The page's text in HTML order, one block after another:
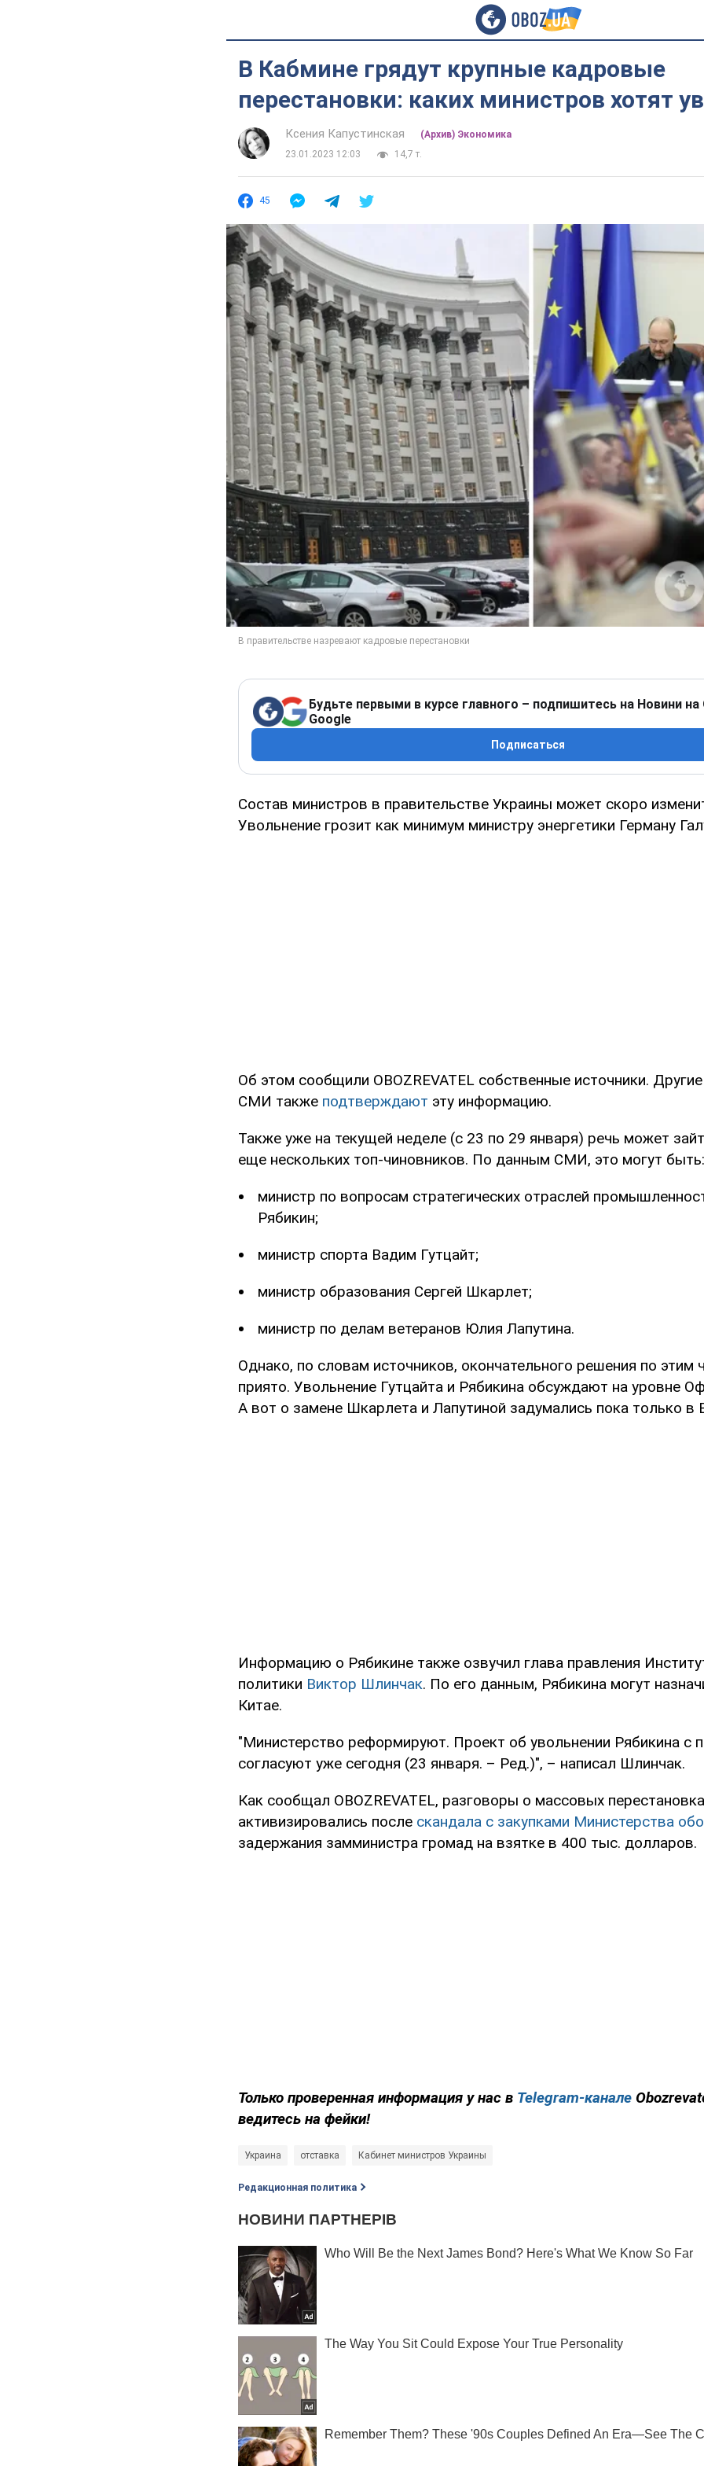
В Кабмине грядут крупные кадровые
перестановки: каких министров хотят
Ксения Капустинская
(Архив) Экономика
23.01.2023 12:03
14,7 т.
45
Будьте первыми в курсе главного – подпишитесь на Новини на
Google
Подписаться
Состав министров в правительстве Украины может скоро
Увольнение грозит как минимум министру энергетики Герману
Об этом сообщили OBOZREVATEL собственные источники.
СМИ также подтверждают эту информацию.
Также уже на текущей неделе (с 23 по 29 января) речь может
еще нескольких топ-чиновников. По данным СМИ, это могут быть:
министр по вопросам стратегических отраслей
Рябикин;
министр спорта Вадим Гутцайт;
министр образования Сергей Шкарлет;
министр по делам ветеранов Юлия Лапутина.
Однако, по словам источников, окончательного решения по этим
приято. Увольнение Гутцайта и Рябикина обсуждают на уровне
А вот о замене Шкарлета и Лапутиной задумались пока только в
Информацию о Рябикине также озвучил глава правления
политики Виктор Шлинчак. По его данным, Рябикина могут
Китае.
"Министерство реформируют. Проект об увольнении Рябикина с
согласуют уже сегодня (23 января. – Ред.)", – написал Шлинчак.
Как сообщал OBOZREVATEL, разговоры о массовых
активизировались после скандала с закупками Министерства
задержания замминистра громад на взятке в 400 тыс. долларов.
Только проверенная информация у нас в Telegram-канале
ведитесь на фейки!
Украина отставка Кабинет министров Украины
Редакционная политика